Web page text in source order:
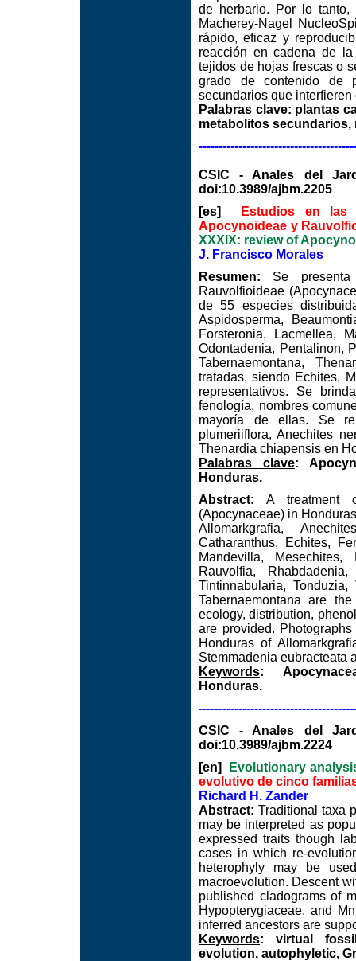
de herbario. Por lo tanto,
Macherey-Nagel
rápido, eficaz y
reacción en cadena de
tejidos de hojas frescas o
grado de contenido de
secundarios que
Palabras clave: plantas
metabolitos
CSIC - Anales del
doi:10.3989/ajbm.2205
[es]
Estudios en las
Apocynoideae y
XXXIX: review of
J. Francisco Morales
Resumen: Se presenta
Rauvolfioideae
de 55 especies
Aspidosperma,
Forsteronia, Lacmellea,
Odontadenia, Pentalinon,
Tabernaemontana,
tratadas, siendo Echites,
representativos. Se
fenología, nombres
mayoría de ellas. Se
plumeriiflora, Anechites
Thenardia chiapensis en
Palabras clave:
Honduras.
Abstract: A treatment
(Apocynaceae) in
Allomarkgrafia,
Catharanthus, Echites,
Mandevilla, Mesechites,
Rauvolfia,
Tintinnabularia,
Tabernaemontana are
ecology, distribution,
are provided.
Honduras of
Stemmadenia eubracteata
Keywords:
Honduras.
CSIC - Anales del
doi:10.3989/ajbm.2224
[en]
Evolutionary
evolutivo de cinco
Richard H. Zander
Abstract: Traditional taxa
may be interpreted as
expressed traits though
cases in which re-
heterophyly may be
macroevolution. Descent
published cladograms of
Hypopterygiaceae, and
inferred ancestors are
Keywords: virtual
evolution, autophyletic,